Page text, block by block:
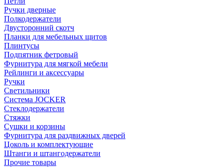
Ручки дверные
Полкодержатели
Двусторонний скотч
Планки для мебельных щитов
Плинтусы
Подпятник фетровый
Фурнитура для мягкой мебели
Рейлинги и аксессуары
Ручки
Светильники
Система JOCKER
Стеклодержатели
Стяжки
Сушки и корзины
Фурнитура для раздвижных дверей
Цоколь и комплектующие
Штанги и штангодержатели
Прочие товары